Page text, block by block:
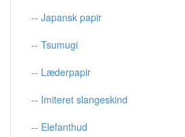
-- Japansk papir
-- Tsumugi
-- Læderpapir
-- Imiteret slangeskind
-- Elefanthud